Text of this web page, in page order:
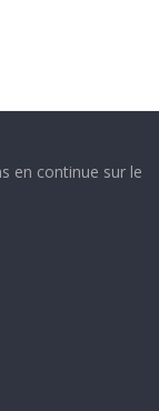
en continue sur le